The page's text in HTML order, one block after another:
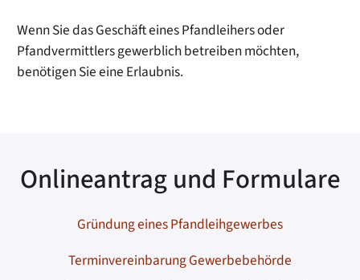
Wenn Sie das Geschäft eines Pfandleihers oder
Pfandvermittlers gewerblich betreiben möchten,
benötigen Sie eine Erlaubnis.
Onlineantrag und Formulare
Gründung eines Pfandleihgewerbes
Terminvereinbarung Gewerbebehörde